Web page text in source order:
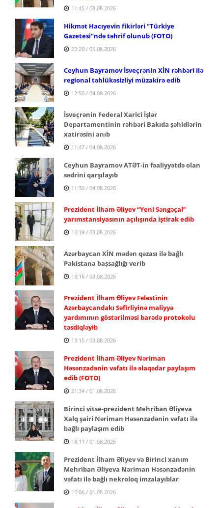
11:45 / 08.08.2026
Hikmət Hacıyevin fikirləri "Türkiye
Gazetesi"ndə təhrif olunub (FOTO)
22:20 / 05.08.2026
Ceyhun Bayramov İsveçrənin XİN rəhbəri ilə
regional təhlükəsizliyi müzakirə edib
12:50 / 04.08.2026
İsveçrənin Federal Xarici İşlər
Departamentinin rəhbəri Bakıda şəhidlərin
xatirəsini anıb
11:47 / 04.08.2026
Ceyhun Bayramov ATƏT-in fəaliyyətdə olan
sədrini qarşılayıb
11:30 / 04.08.2026
Prezident İlham Əliyev “Yeni Səngəçal”
yarımstansiyasının açılışında iştirak edib
13:19 / 03.08.2026
Azərbaycan XİN mədən qəzası ilə bağlı
Pakistana başsağlığı verib
13:18 / 03.08.2026
Prezident İlham Əliyev Fələstinin
Azərbaycandakı Səfirliyinə maliyyə
yardımının göstərilməsi barədə protokolu
təsdiqləyib
13:15 / 03.08.2026
Prezident İlham Əliyev Nəriman
Həsənzadənin vəfatı ilə əlaqədar paylaşım
edib (FOTO)
21:34 / 01.08.2026
Birinci vitse-prezident Mehriban Əliyeva
Xalq şairi Nəriman Həsənzadənin vəfatı ilə
bağlı paylaşım edib
18:11 / 01.08.2026
Prezident İlham Əliyev və Birinci xanım
Mehriban Əliyeva Nəriman Həsənzadənin
vəfatı ilə bağlı nekroloq imzalayıblar
15:06 / 01.08.2026